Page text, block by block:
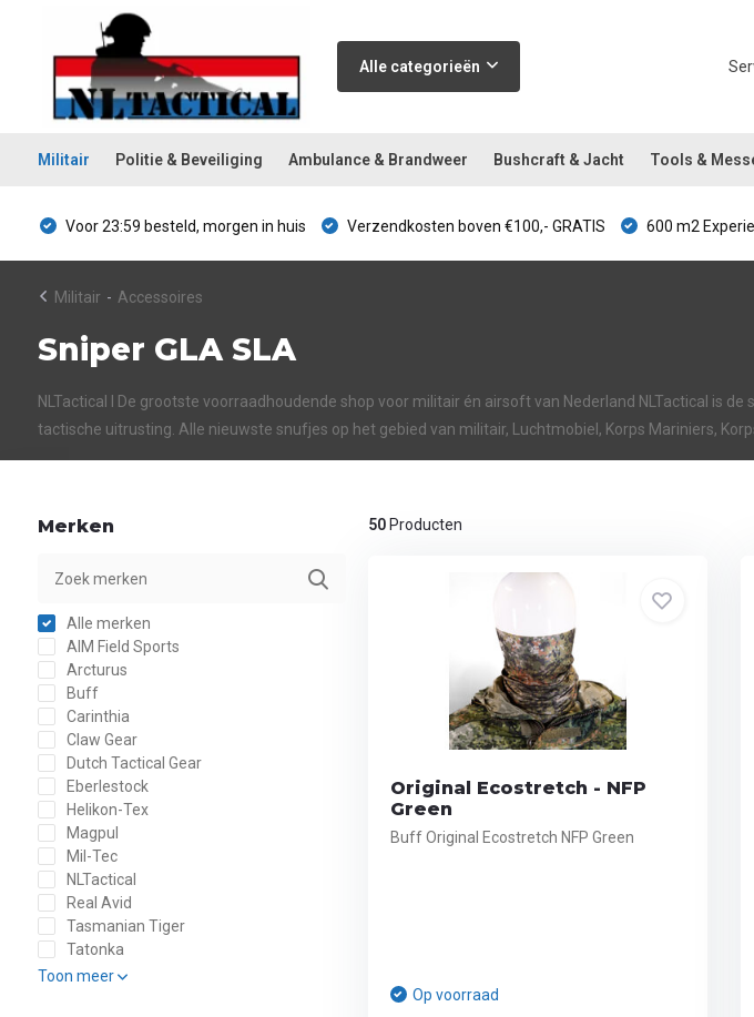
Alle categorieën
Militair Politie & Beveiliging Ambulance & Brandweer Bushcraft & Jacht Tools &
Voor 23:59 besteld, morgen in huis Verzendkosten boven €100,- GRATIS 600 m2
Militair - Accessoires
Sniper GLA SLA
NLTactical I De grootste voorraadhoudende shop voor militair én airsoft van Nederland NLTactical is
tactische uitrusting. Alle nieuwste snufjes op het gebied van militair, Luchtmobiel, Korps Mariniers,
Merken
Alle merken
AIM Field Sports
Arcturus
Buff
Carinthia
Claw Gear
Dutch Tactical Gear
Eberlestock
Helikon-Tex
Magpul
Mil-Tec
NLTactical
Real Avid
Tasmanian Tiger
Tatonka
Toon meer
50Producten
Original Ecostretch - NFP
Green
Buff Original Ecostretch NFP Green
Op voorraad